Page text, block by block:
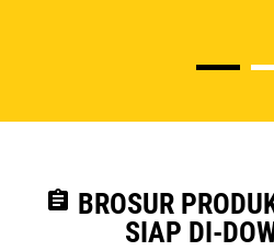
assignment BROSUR
SIAP DI-